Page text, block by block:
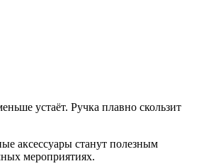
устаёт. Ручка плавно скользит
аксессуары станут полезным
мероприятиях.